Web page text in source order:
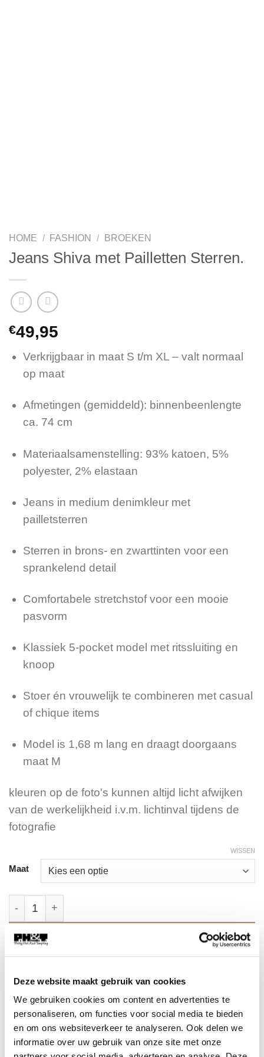
Deze website maakt gebruik van cookies
We gebruiken cookies om content en advertenties te
personaliseren, om functies voor social media te bieden
en om ons websiteverkeer te analyseren. Ook delen we
informatie over uw gebruik van onze site met onze
HOME / FASHION / BROEKEN
Jeans Shiva met Pailletten Sterren.
€49,95
Verkrijgbaar in maat S t/m XL – valt normaal
op maat
Afmetingen (gemiddeld): binnenbeenlengte
ca. 74 cm
Materiaalsamenstelling: 93% katoen, 5%
polyester, 2% elastaan
Jeans in medium denimkleur met
pailletsterren
Sterren in brons- en zwarttinten voor een
sprankelend detail
Comfortabele stretchstof voor een mooie
pasvorm
Klassiek 5-pocket model met ritssluiting en
knoop
Stoer én vrouwelijk te combineren met casual
of chique items
Model is 1,68 m lang en draagt doorgaans
maat M
kleuren op de foto's kunnen altijd licht afwijken
van de werkelijkheid i.v.m. lichtinval tijdens de
fotografie
Maat
WISSEN
TOEVOEGEN AAN WINKELWAGEN
Artikelnummer: FA-1680
Categorieën:Bestsellers, Broeken,Fashion
Tags:denim,hippie jeans,jeans met pailletten,pailletten,sterren
jeans,stretch jeans